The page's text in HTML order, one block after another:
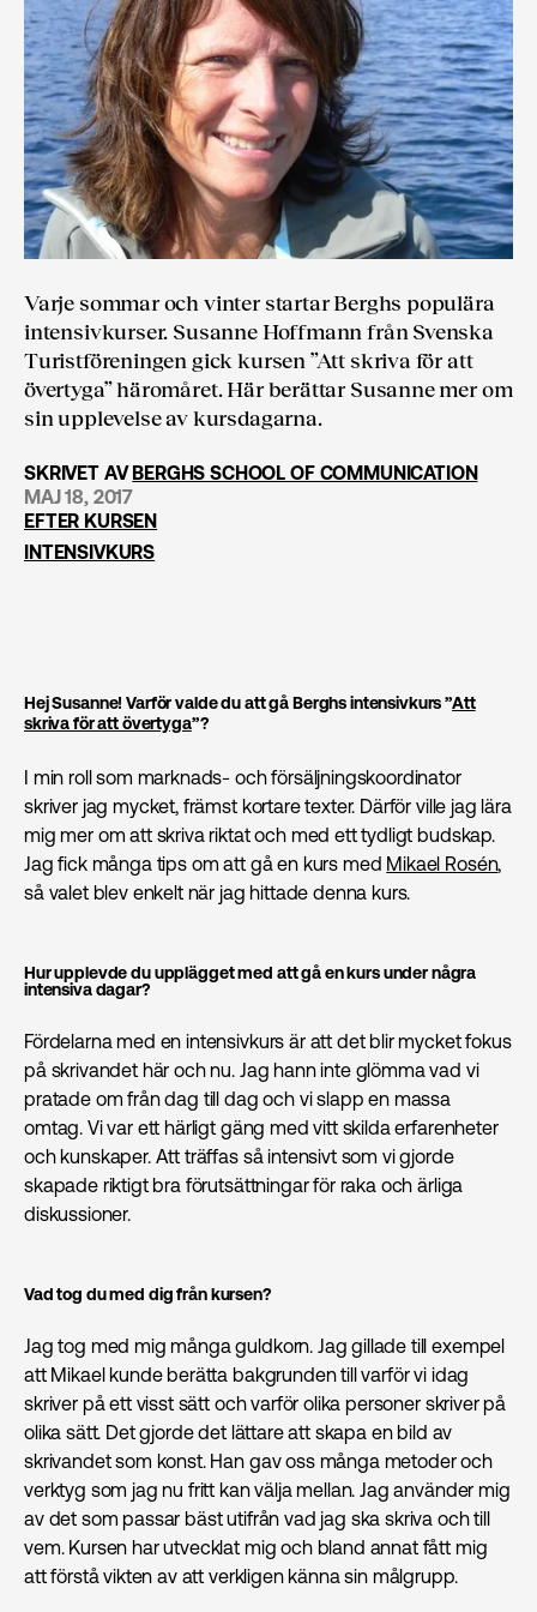
Varje sommar och vinter startar Berghs populära
intensivkurser. Susanne Hoffmann från Svenska
Turistföreningen gick kursen ”Att skriva för att
övertyga” häromåret. Här berättar Susanne mer om
sin upplevelse av kursdagarna.
SKRIVET AVBERGHS SCHOOL OF COMMUNICATION
MAJ 18, 2017
EFTER KURSEN
INTENSIVKURS
Hej Susanne! Varför valde du att gå Berghs intensivkurs ”Att
skriva för att övertyga”?
I min roll som marknads- och försäljningskoordinator
skriver jag mycket, främst kortare texter. Därför ville jag lära
mig mer om att skriva riktat och med ett tydligt budskap.
Jag fick många tips om att gå en kurs med Mikael Rosén,
så valet blev enkelt när jag hittade denna kurs.
Hur upplevde du upplägget med att gå en kurs under några
intensiva dagar?
Fördelarna med en intensivkurs är att det blir mycket fokus
på skrivandet här och nu. Jag hann inte glömma vad vi
pratade om från dag till dag och vi slapp en massa
omtag. Vi var ett härligt gäng med vitt skilda erfarenheter
och kunskaper. Att träffas så intensivt som vi gjorde
skapade riktigt bra förutsättningar för raka och ärliga
diskussioner.
Vad tog du med dig från kursen?
Jag tog med mig många guldkorn. Jag gillade till exempel
att Mikael kunde berätta bakgrunden till varför vi idag
skriver på ett visst sätt och varför olika personer skriver på
olika sätt. Det gjorde det lättare att skapa en bild av
skrivandet som konst. Han gav oss många metoder och
verktyg som jag nu fritt kan välja mellan. Jag använder mig
av det som passar bäst utifrån vad jag ska skriva och till
vem. Kursen har utvecklat mig och bland annat fått mig
att förstå vikten av att verkligen känna sin målgrupp.